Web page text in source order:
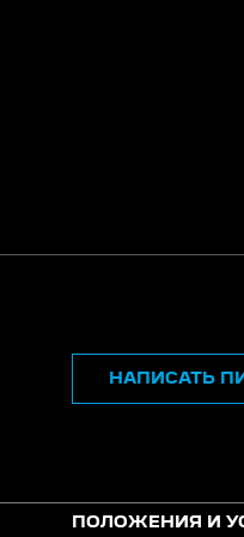
НАПИСАТЬ
ПОЛОЖЕНИЯ И